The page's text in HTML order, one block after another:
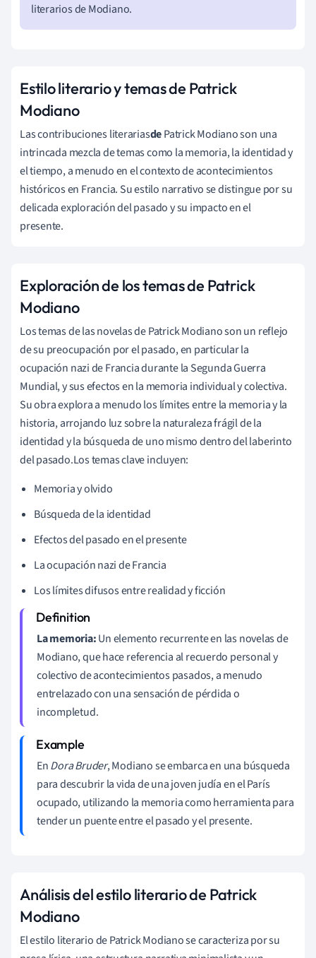
literarios de Modiano.
Estilo literario y temas de Patrick
Modiano
Las contribuciones literariasdePatrick Modiano son una
intrincada mezcla de temas como la memoria, la identidad y
el tiempo, a menudo en el contexto de acontecimientos
históricos en Francia. Su estilo narrativo se distingue por su
delicada exploración del pasado y su impacto en el
presente.
Exploración de los temas de Patrick
Modiano
Los temas de las novelas de Patrick Modiano son un reflejo
de su preocupación por el pasado, en particular la
ocupación nazi de Francia durante la Segunda Guerra
Mundial, y sus efectos en la memoria individual y colectiva.
Su obra explora a menudo los límites entre la memoria y la
historia, arrojando luz sobre la naturaleza frágil de la
identidad y la búsqueda de uno mismo dentro del laberinto
del pasado.Los temas clave incluyen:
Memoria y olvido
Búsqueda de la identidad
Efectos del pasado en el presente
La ocupación nazi de Francia
Los límites difusos entre realidad y ficción
La memoria:Un elemento recurrente en las novelas de
Modiano, que hace referencia al recuerdo personal y
colectivo de acontecimientos pasados, a menudo
entrelazado con una sensación de pérdida o
incompletud.
EnDora Bruder, Modiano se embarca en una búsqueda
para descubrir la vida de una joven judía en el París
ocupado, utilizando la memoria como herramienta para
tender un puente entre el pasado y el presente.
Análisis del estilo literario de Patrick
Modiano
El estilo literario de Patrick Modiano se caracteriza por su